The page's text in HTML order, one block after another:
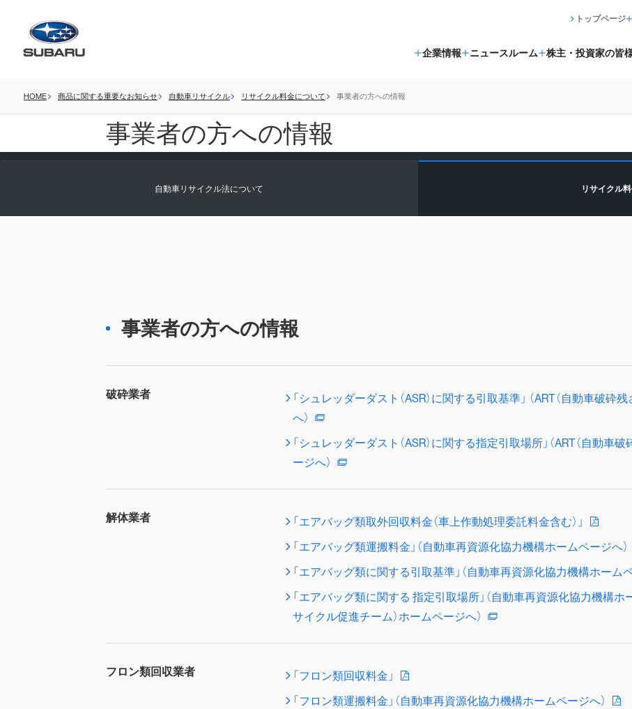
企業情報 ニュースルーム 株主・投資家の皆
トップページ
HOME 商品に関する重要なお知らせ 自動車リサイクル リサイクル料金について 事業者の方への情報
事業者の方への情報
自動車リサイクル法について リサイクル
事業者の方への情報
破砕業者
「シュレッダーダスト（ASR）に関する引取基準」 （ART（自動車破
へ）
「シュレッダーダスト（ASR）に関する指定引取場所」（ART（自動
ージへ）
解体業者
「エアバッグ類取外回収料金（車上作動処理委託料金含む）」
「エアバッグ類運搬料金」（自動車再資源化協力機構ホームページへ）
「エアバッグ類に関する引取基準」（自動車再資源化協力機構ホーム
「エアバッグ類に関する 指定引取場所」（自動車再資源化協力機構ホ
サイクル促進チーム）ホームページへ）
フロン類回収業者
「フロン類回収料金」
「フロン類運搬料金」（自動車再資源化協力機構ホームページへ）